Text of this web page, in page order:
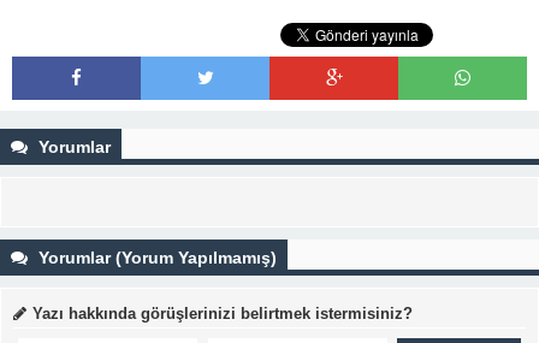
Yorumlar
Yorumlar (Yorum Yapılmamış)
Yazı hakkında görüşlerinizi belirtmek istermisiniz?